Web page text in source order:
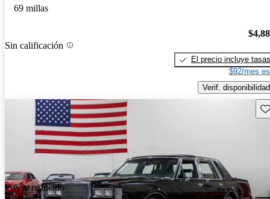
69 millas
Sin calificación
El precio incluye tasas
$92/mes
Verif. disponibilidad
Precio reducido